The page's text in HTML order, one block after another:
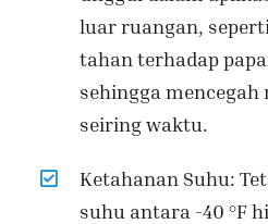
luar ruangan,
tahan terhadap
sehingga
seiring waktu.
Ketahanan Suhu:
suhu antara -40 °F